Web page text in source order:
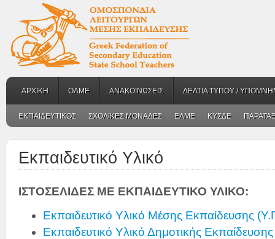
ΑΡΧΙΚΗ ΟΛΜΕ ΑΝΑΚΟΙΝΩΣΕΙΣ ΔΕΛΤΙΑ ΤΥΠΟΥ /
ΕΚΠΑΙΔΕΥΤΙΚΟΣ ΣΧΟΛΙΚΕΣ ΜΟΝΑΔΕΣ ΕΛΜΕ ΚΥΣΔΕ
Εκπαιδευτικό Υλικό
ΙΣΤΟΣΕΛΙΔΕΣ ΜΕ ΕΚΠΑΙΔΕΥΤΙΚΟ ΥΛΙΚΟ:
Εκπαιδευτικό Υλικό Μέσης Εκπαίδευσης
Εκπαιδευτικό Υλικό Δημοτικής